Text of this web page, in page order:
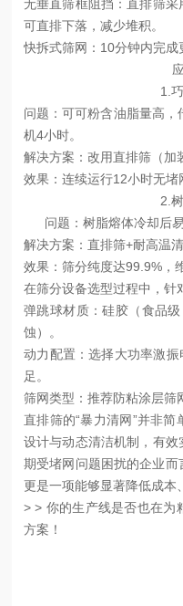
无垂直筛框阻挡 ：直排筛
可直排下落，减少堆积。
快拆式筛网 ： 10分钟内完成
1.
问题 ：可可粉含油脂量高
机4小时。
解决方案 ：改用直排筛（加
效果 ：连续运行12小时无堵
2.
问题 ： 树脂熔体冷却后
解决方案 ：直排筛+耐高温
效果 ：筛分纯度达99.9%，
在筛分设备选型过程中，针
弹跳球材质 ：硅胶（食品
蚀）。
动力配置 ：选择大功率激
足。
筛网类型 ：推荐防粘涂层筛
直排筛的“暴力清网”并非
设计与动态清洁机制 ，有
期受堵网问题困扰的企业而
更是一项能够显著降低成本
> > 你的生产线是否也在为
方案！